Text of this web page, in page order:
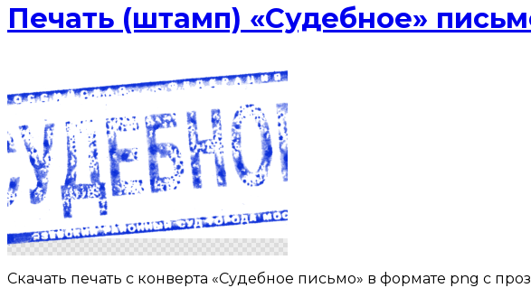
Печать (штамп) «Судебное»
Скачать печать с конверта «Судебное письмо» в формате png с